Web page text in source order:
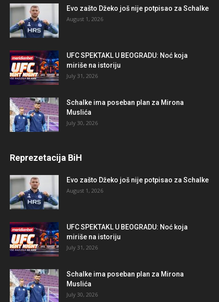
Evo zašto Džeko još nije potpisao za Schalke
August 1, 2026
UFC SPEKTAKL U BEOGRADU: Noć koja
miriše na istoriju
July 31, 2026
Schalke ima poseban plan za Mirona
Muslića
July 30, 2026
Reprezetacija BiH
Evo zašto Džeko još nije potpisao za Schalke
August 1, 2026
UFC SPEKTAKL U BEOGRADU: Noć koja
miriše na istoriju
July 31, 2026
Schalke ima poseban plan za Mirona
Muslića
July 30, 2026